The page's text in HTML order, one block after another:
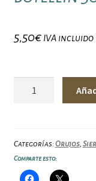
5,50€ IVA incluido
hierbas
botellín
50ml
Categorías:Orujos,
Comparte esto: